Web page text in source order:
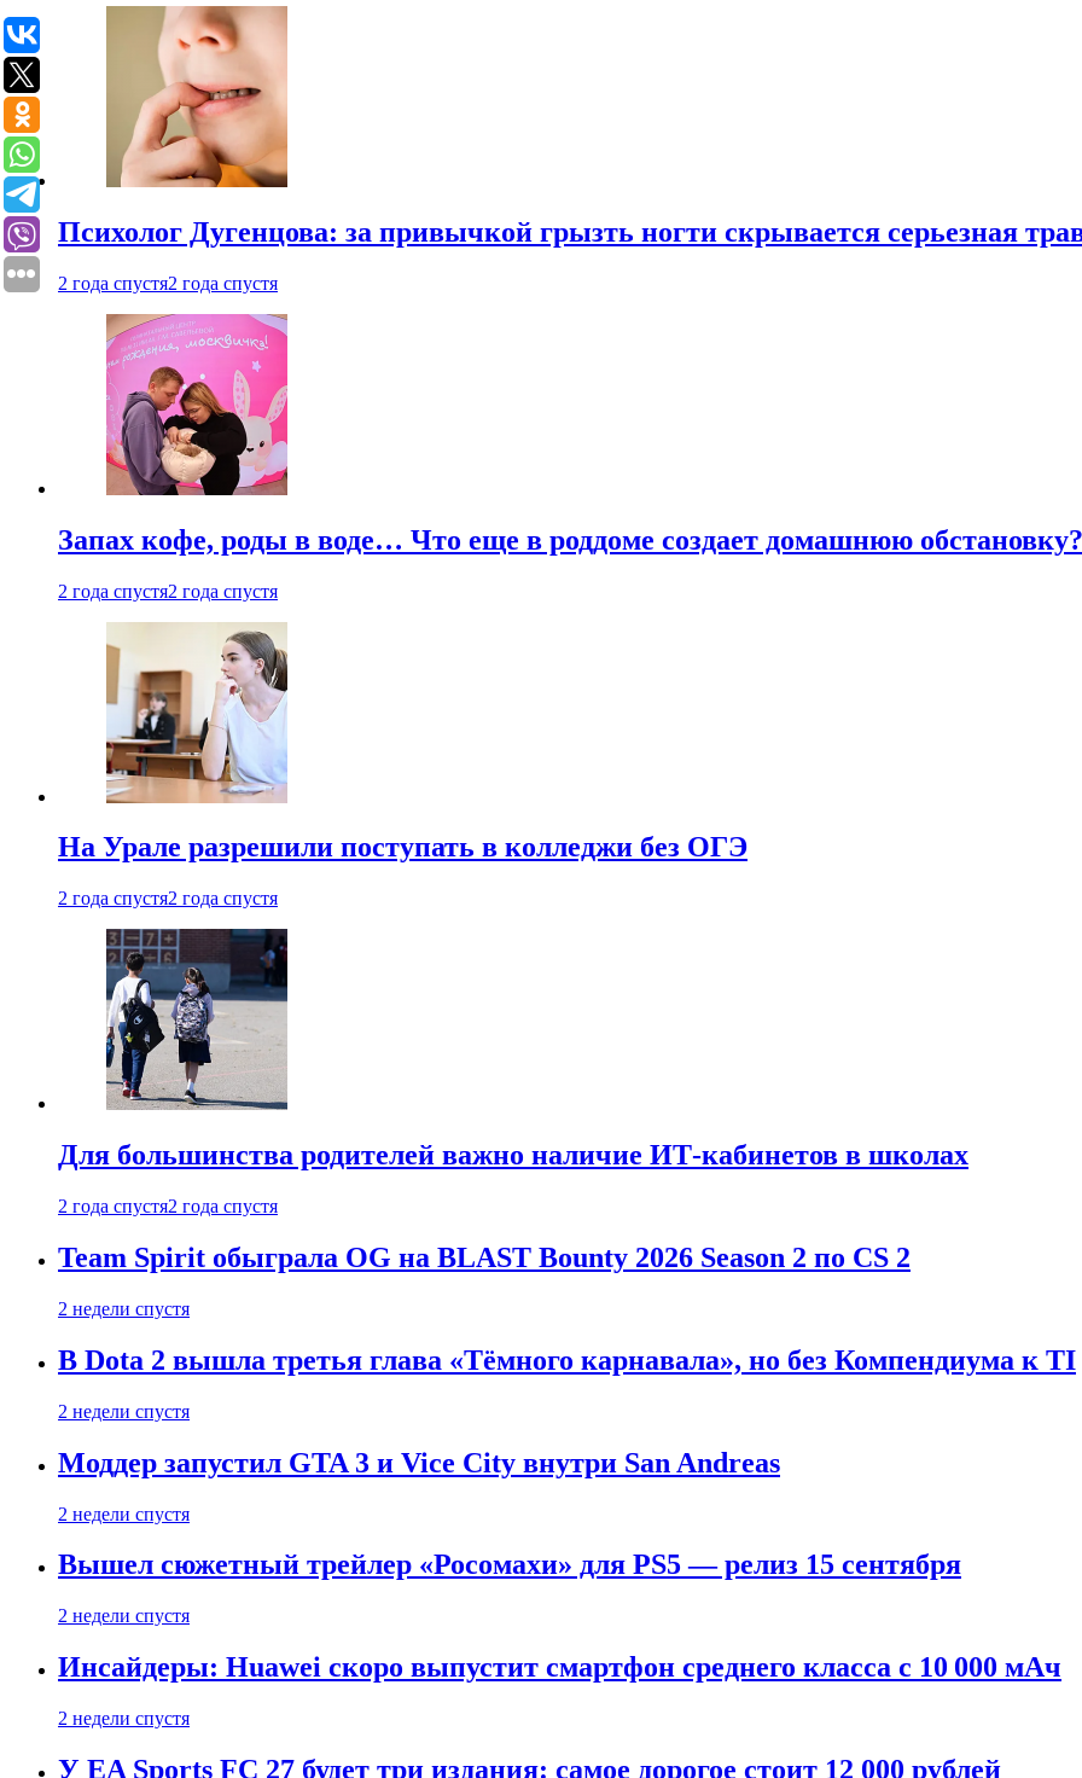
Психолог Дугенцова: за привычкой грызть ногти скрывается серьезная
2 года спустя2 года спустя
Запах кофе, роды в воде… Что еще в роддоме создает домашнюю обстановку?
2 года спустя2 года спустя
На Урале разрешили поступать в колледжи без ОГЭ
2 года спустя2 года спустя
Для большинства родителей важно наличие ИТ-кабинетов в школах
2 года спустя2 года спустя
Team Spirit обыграла OG на BLAST Bounty 2026 Season 2 по CS 2
2 недели спустя
В Dota 2 вышла третья глава «Тёмного карнавала», но без Компендиума к TI
2 недели спустя
Моддер запустил GTA 3 и Vice City внутри San Andreas
2 недели спустя
Вышел сюжетный трейлер «Росомахи» для PS5 — релиз 15 сентября
2 недели спустя
Инсайдеры: Huawei скоро выпустит смартфон среднего класса с 10 000 мАч
2 недели спустя
У EA Sports FC 27 будет три издания: самое дорогое стоит 12 000 рублей